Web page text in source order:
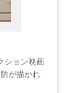
ション映画
が描かれ